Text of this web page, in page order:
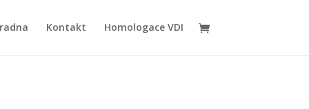
Kontakt Homologace VDI